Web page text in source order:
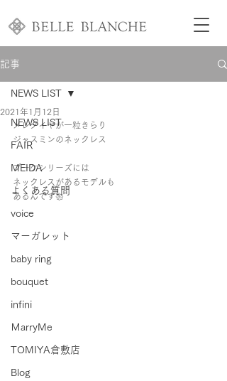
記事
NEWS LIST
FAIR
MEIDA
よくある質問
voice
マーガレット
baby ring
bouquet
infini
ＭarryMe
TOMIYA倉敷店
Blog
NEWS LIST
2021年1月12日
メレダイヤが一粒きらり
ジャスミンのネックレス
ブーケシリーズには
ネックレスがあるモデルも
あるんです𑁍